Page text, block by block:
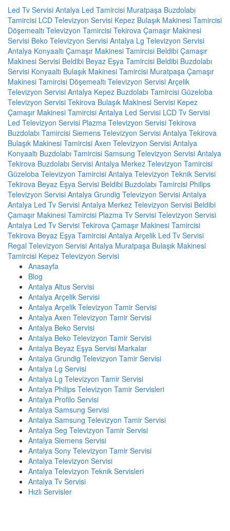
Led Tv Servisi Antalya Led Tamircisi Muratpaşa Buzdolabı
Tamircisi LCD Televizyon Servisi Kepez Bulaşık Makinesi Tamircisi
Döşemealtı Televizyon Tamircisi Tekirova Çamaşır Makinesi
Servisi Beko Televizyon Servisi Antalya Lg Televizyon Servisi
Antalya Konyaaltı Çamaşır Makinesi Tamircisi Beldibi Çamaşır
Makinesi Servisi Beldibi Beyaz Eşya Tamircisi Beldibi Buzdolabı
Servisi Konyaaltı Bulaşık Makinesi Tamircisi Muratpaşa Çamaşır
Makinesi Tamircisi Döşemealtı Televizyon Servisi Arçelik
Televizyon Servisi Antalya Kepez Buzdolabı Tamircisi Güzeloba
Televizyon Servisi Tekirova Bulaşık Makinesi Servisi Kepez
Çamaşır Makinesi Tamircisi Antalya Led Servisi LCD Tv Servisi
Led Televizyon Servisi Plazma Televizyon Servisi Tekirova
Buzdolabı Tamircisi Siemens Televizyon Servisi Antalya Tekirova
Bulaşık Makinesi Tamircisi Axen Televizyon Servisi Antalya
Konyaaltı Buzdolabı Tamircisi Samsung Televizyon Servisi Antalya
Tekirova Buzdolabı Servisi Antalya Merkez Televizyon Tamircisi
Güzeloba Televizyon Tamircisi Antalya Televizyon Teknik Servisi
Tekirova Beyaz Eşya Servisi Beldibi Buzdolabı Tamircisi Philips
Televizyon Servisi Antalya Grundig Televizyon Servisi Antalya
Antalya Led Tv Servisi Antalya Merkez Televizyon Servisi Beldibi
Çamaşır Makinesi Tamircisi Plazma Tv Servisi Televizyon Servisi
Antalya Led Tv Servisi Tekirova Çamaşır Makinesi Tamircisi
Tekirova Beyaz Eşya Tamircisi Antalya Arçelik Led Tv Servisi
Regal Televizyon Servisi Antalya Muratpaşa Bulaşık Makinesi
Tamircisi Kepez Televizyon Servisi
Anasayfa
Blog
Antalya Altus Servisi
Antalya Arçelik Servisi
Antalya Arçelik Televizyon Tamir Servisi
Antalya Axen Televizyon Tamir Servisi
Antalya Beko Servisi
Antalya Beko Televizyon Tamir Servisi
Antalya Beyaz Eşya Servisi Markalar
Antalya Grundig Televizyon Tamir Servisi
Antalya Lg Servisi
Antalya Lg Televizyon Tamir Servisi
Antalya Philips Televizyon Tamir Servisleri
Antalya Profilo Servisi
Antalya Samsung Servisi
Antalya Samsung Televizyon Tamir Servisi
Antalya Seg Televizyon Tamir Servisi
Antalya Siemens Servisi
Antalya Sony Televizyon Tamir Servisi
Antalya Televizyon Servisi
Antalya Televizyon Teknik Servisleri
Antalya Tv Servisi
Hızlı Servisler